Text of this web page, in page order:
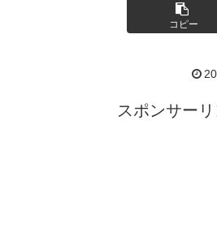
コピー
スポンサーリ